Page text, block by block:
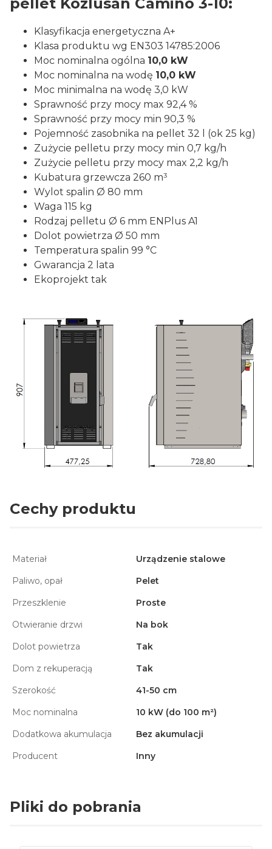
Klasyfikacja energetyczna A+
Klasa produktu wg EN303 14785:2006
Moc nominalna ogólna 10,0 kW
Moc nominalna na wodę 10,0 kW
Moc minimalna na wodę 3,0 kW
Sprawność przy mocy max 92,4 %
Sprawność przy mocy min 90,3 %
Pojemność zasobnika na pellet 32 l (ok 25 kg)
Zużycie pelletu przy mocy min 0,7 kg/h
Zużycie pelletu przy mocy max 2,2 kg/h
Kubatura grzewcza 260 m³
Wylot spalin Ø 80 mm
Waga 115 kg
Rodzaj pelletu Ø 6 mm ENPlus A1
Dolot powietrza Ø 50 mm
Temperatura spalin 99 °C
Gwarancja 2 lata
Ekoprojekt tak
Cechy produktu
Materiał
Urządzenie stalowe
Paliwo, opał
Pelet
Przeszklenie
Proste
Otwieranie drzwi
Na bok
Dolot powietrza
Tak
Dom z rekuperacją
Tak
Szerokość
41-50 cm
Moc nominalna
10 kW (do 100 m²)
Dodatkowa akumulacja
Bez akumulacji
Producent
Inny
Pliki do pobrania